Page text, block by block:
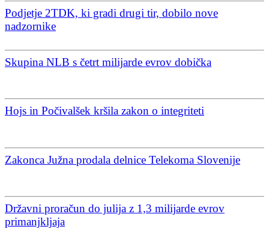
Podjetje 2TDK, ki gradi drugi tir, dobilo nove
nadzornike
Skupina NLB s četrt milijarde evrov dobička
Hojs in Počivalšek kršila zakon o integriteti
Zakonca Južna prodala delnice Telekoma Slovenije
Državni proračun do julija z 1,3 milijarde evrov
primanjkljaja